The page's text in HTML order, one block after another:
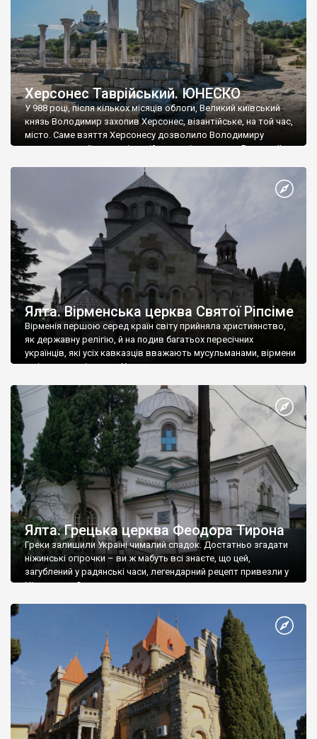
Херсонес Таврійський. ЮНЕСКО
У 988 році, після кількох місяців облоги, Великий київський
князь Володимир захопив Херсонес, візантійське, на той час,
місто. Саме взяття Херсонесу дозволило Володимиру
диктувати свої умови візантійському імператору Василю ІІ, та
Херсонесі Володимир-язичник, став Василем-християнином.
А потім було Хрещення Русі. На честь Херсонесу Таврійського
Ялта. Вірменська церква Святої Ріпсіме
Вірменія першою серед країн світу прийняла християнство,
як державну релігію, й на подив багатьох пересічних
українців, які усіх кавказців вважають мусульманами, вірмени
є відданими вірянами Христа
Ялта. Грецька церква Феодора Тирона
Греки залишили Україні чималий спадок. Достатньо згадати
ніжинські огірочки – ви ж мабуть всі знаєте, що цей,
загублений у радянські часи, легендарний рецепт привезли у
Ніжин греки?